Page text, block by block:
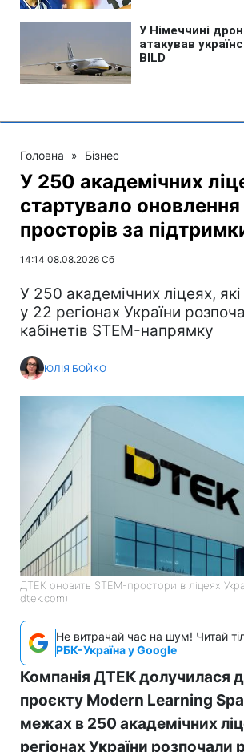
Головна » Бізнес
У 250 академічних
стартувало
просторів за
14:14 08.08.2026 Сб
У 250 академічних ліцеях,
у 22 регіонах України
кабінетів STEM-напрямку
ЮЛІЯ БОЙКО
ДТЕК оновить STEM-простори в ліцеях
dtek.com)
Не витрачай час на шум! Читай
РБК-Україна у Google
Компанія ДТЕК долучилася
проєкту Modern Learning
межах в 250 академічних
регіонах України розпочали